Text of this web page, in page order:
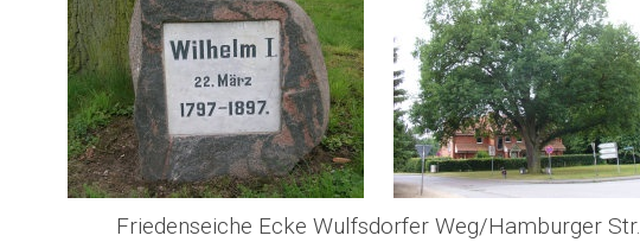
Friedenseiche Ecke Wulfsdorfer Weg/Hamburger Str.